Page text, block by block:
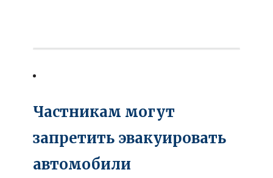
Частникам могут
запретить эвакуировать
автомобили